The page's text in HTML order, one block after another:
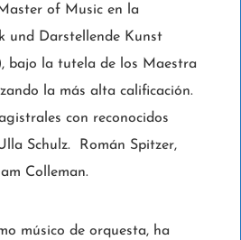
of Music en la
und Darstellende Kunst
bajo la tutela de los Maestra
la más alta calificación.
con reconocidos
Schulz. Román Spitzer,
Colleman.
músico de orquesta, ha